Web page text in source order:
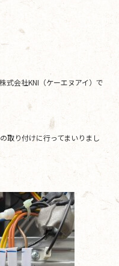
式会社KNI（ケーエヌアイ）で
取り付けに行ってまいりまし